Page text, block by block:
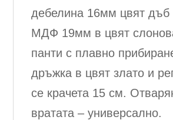
дебелина 16мм цвят дъб
МДФ 19мм в цвят
панти с плавно
дръжка в цвят злато и
се крачета 15 см.
вратата – универсално.